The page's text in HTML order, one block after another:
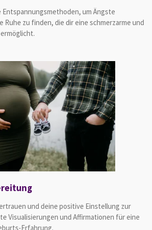
um Ängste
Ruhe zu finden, die dir eine schmerzarme und
und deine positive Einstellung zur
Visualisierungen und Affirmationen für eine
Erfahrung.